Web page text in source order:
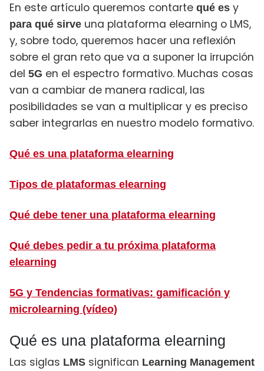
En este artículo queremos contarte qué es y
para qué sirve una plataforma elearning o LMS,
y, sobre todo, queremos hacer una reflexión
sobre el gran reto que va a suponer la irrupción
del 5G en el espectro formativo. Muchas cosas
van a cambiar de manera radical, las
posibilidades se van a multiplicar y es preciso
saber integrarlas en nuestro modelo formativo.
Qué es una plataforma elearning
Tipos de plataformas elearning
Qué debe tener una plataforma elearning
Qué debes pedir a tu próxima plataforma
elearning
5G y Tendencias formativas: gamificación y
microlearning (vídeo)
Qué es una plataforma elearning
Las siglas LMS significan Learning Management